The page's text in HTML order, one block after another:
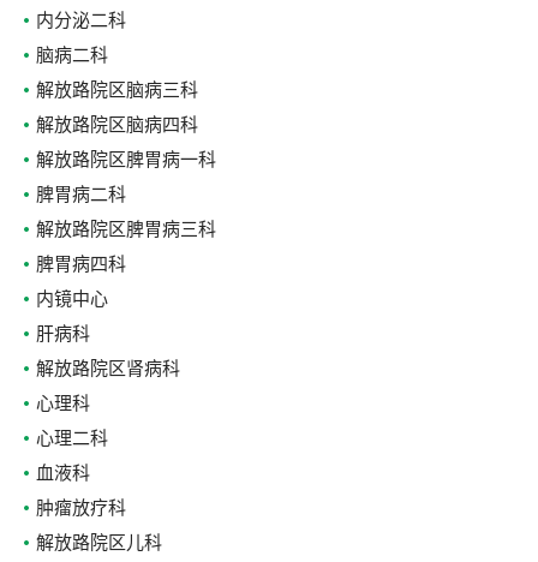
内分泌二科
脑病二科
解放路院区脑病三科
解放路院区脑病四科
解放路院区脾胃病一科
脾胃病二科
解放路院区脾胃病三科
脾胃病四科
内镜中心
肝病科
解放路院区肾病科
心理科
心理二科
血液科
肿瘤放疗科
解放路院区儿科